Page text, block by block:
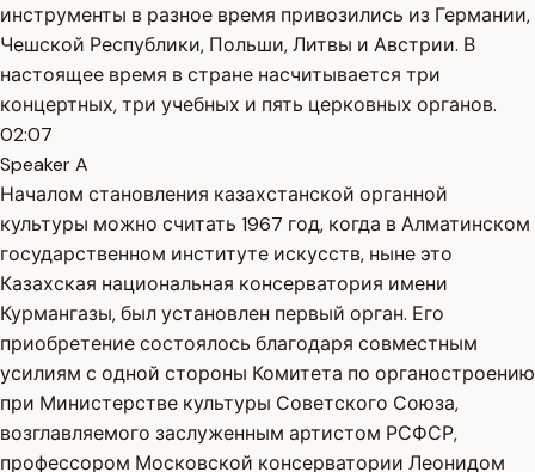
инструменты в разное время привозились из Германии,
Чешской Республики, Польши, Литвы и Австрии. В
настоящее время в стране насчитывается три
концертных, три учебных и пять церковных органов.
02:07
Speaker A
Началом становления казахстанской органной
культуры можно считать 1967 год, когда в Алматинском
государственном институте искусств, ныне это
Казахская национальная консерватория имени
Курмангазы, был установлен первый орган. Его
приобретение состоялось благодаря совместным
усилиям с одной стороны Комитета по органостроению
при Министерстве культуры Советского Союза,
возглавляемого заслуженным артистом РСФСР,
профессором Московской консерватории Леонидом